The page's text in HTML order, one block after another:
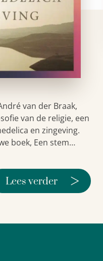
van der Braak,
van de religie, een
en zingeving.
boek, Een stem…
Lees verder >